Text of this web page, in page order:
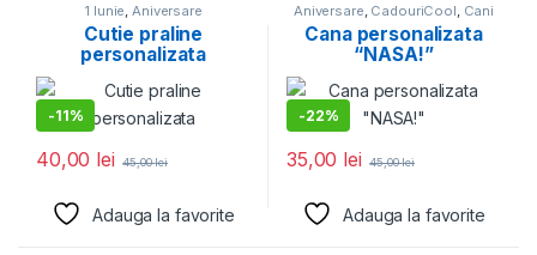
1 Iunie Aniversare
Cutie praline
personalizata
-11%
40,00 lei 45,00lei
Adauga la favorite
Aniversare CadouriCool Cani
personalizate Majorat Pentru
copii
Cana personalizata
“NASA!”
-22%
35,00 lei 45,00lei
Adauga la favorite